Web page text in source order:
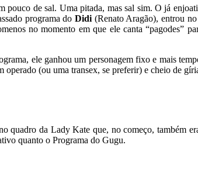
pouco de sal. Uma pitada, mas sal sim. O já
programa doDidi (Renato Aragão), entrou
no momento em que ele canta “pagodes”
ele ganhou um personagem fixo e mais
(ou uma transex, se preferir) e cheio de
quadro da Lady Kate que, no começo, também
quanto o Programa do Gugu.